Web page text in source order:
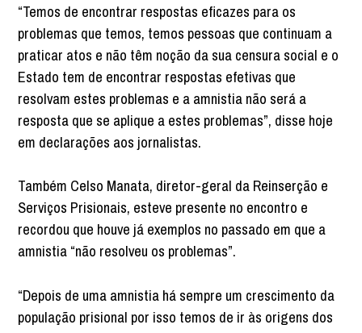
“Temos de encontrar respostas eficazes para os
problemas que temos, temos pessoas que continuam a
praticar atos e não têm noção da sua censura social e o
Estado tem de encontrar respostas efetivas que
resolvam estes problemas e a amnistia não será a
resposta que se aplique a estes problemas”, disse hoje
em declarações aos jornalistas.
Também Celso Manata, diretor-geral da Reinserção e
Serviços Prisionais, esteve presente no encontro e
recordou que houve já exemplos no passado em que a
amnistia “não resolveu os problemas”.
“Depois de uma amnistia há sempre um crescimento da
população prisional por isso temos de ir às origens dos